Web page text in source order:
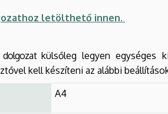
letölthető innen.
dolgozat külsőleg legyen egységes
kell készíteni az alábbi
A4